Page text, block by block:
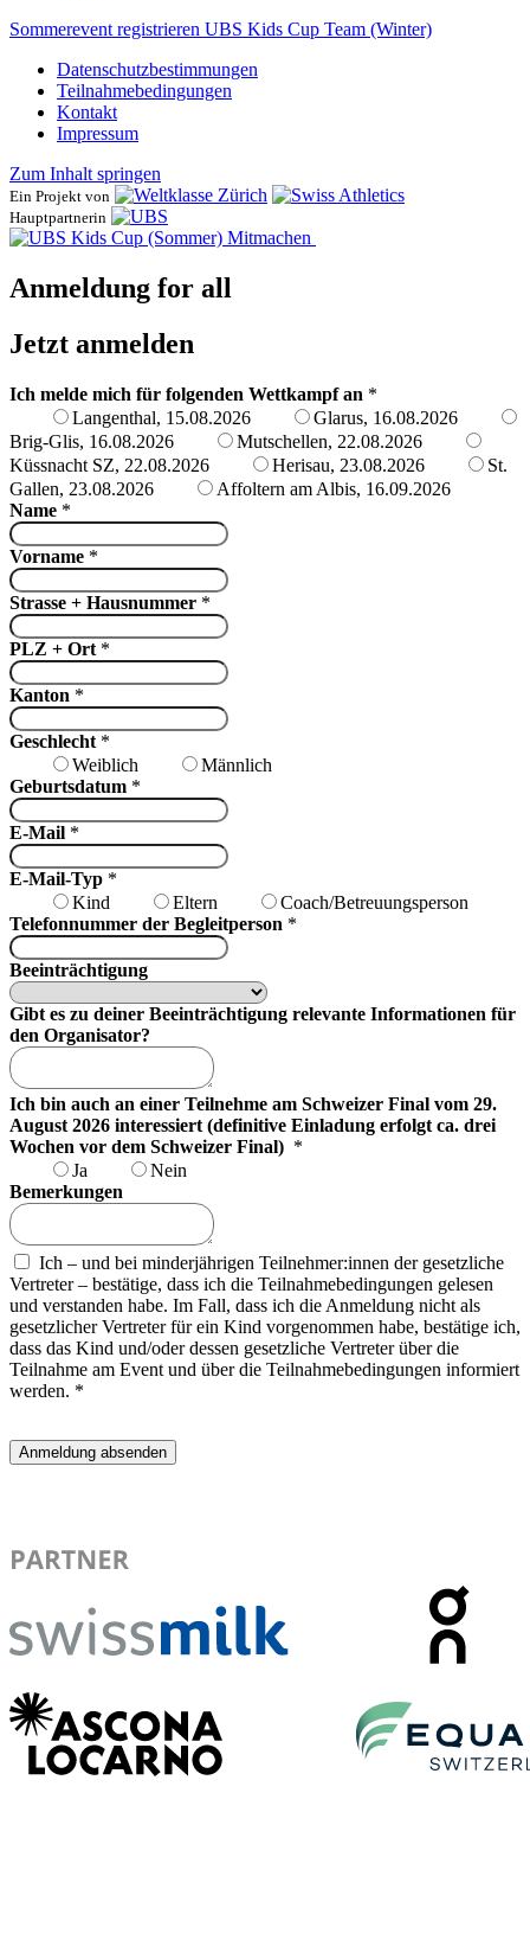
Sommerevent registrieren UBS Kids Cup Team (Winter)
Datenschutzbestimmungen
Teilnahmebedingungen
Kontakt
Impressum
Zum Inhalt springen
Ein Projekt von
Hauptpartnerin
Mitmachen
Anmeldung for all
Jetzt anmelden
Ich melde mich für folgenden Wettkampf an *
Langenthal, 15.08.2026
Glarus, 16.08.2026
Brig-Glis, 16.08.2026
Mutschellen, 22.08.2026
Küssnacht SZ, 22.08.2026
Herisau, 23.08.2026
St.
Gallen, 23.08.2026
Affoltern am Albis, 16.09.2026
Name *
Vorname *
Strasse + Hausnummer *
PLZ + Ort *
Kanton *
Geschlecht *
Weiblich
Männlich
Geburtsdatum *
E-Mail *
E-Mail-Typ *
Kind
Eltern
Coach/Betreuungsperson
Telefonnummer der Begleitperson *
Beeinträchtigung
Gibt es zu deiner Beeinträchtigung relevante Informationen für
den Organisator?
Ich bin auch an einer Teilnehme am Schweizer Final vom 29.
August 2026 interessiert (definitive Einladung erfolgt ca. drei
Wochen vor dem Schweizer Final) *
Ja
Nein
Bemerkungen
Ich – und bei minderjährigen Teilnehmer:innen der gesetzliche
Vertreter – bestätige, dass ich die Teilnahmebedingungen gelesen
und verstanden habe. Im Fall, dass ich die Anmeldung nicht als
gesetzlicher Vertreter für ein Kind vorgenommen habe, bestätige ich,
dass das Kind und/oder dessen gesetzliche Vertreter über die
Teilnahme am Event und über die Teilnahmebedingungen informiert
werden. *
Anmeldung absenden